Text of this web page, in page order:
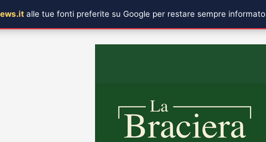
alle tue fonti preferite su Google per restare sempre informato